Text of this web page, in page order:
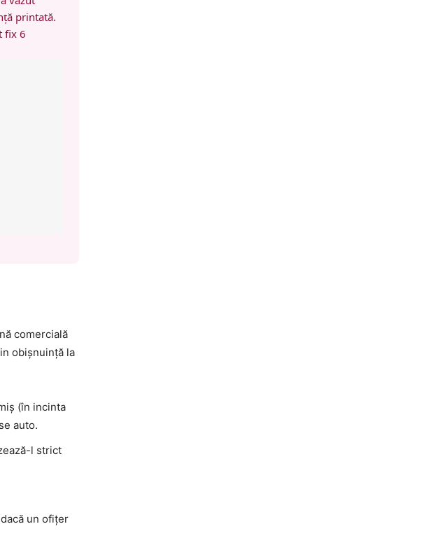
printată.
fix 6
comercială
obișnuință la
(în incinta
auto.
l strict
un ofițer